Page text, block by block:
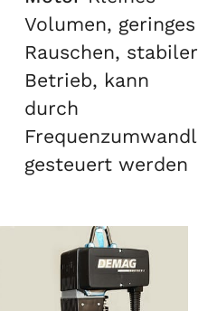
Volumen, geringes
Rauschen, stabiler
Betrieb, kann
durch
gesteuert werden